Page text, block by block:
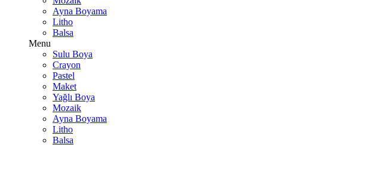
Ayna Boyama
Litho
Balsa
Menu
Sulu Boya
Crayon
Pastel
Maket
Yağlı Boya
Mozaik
Ayna Boyama
Litho
Balsa